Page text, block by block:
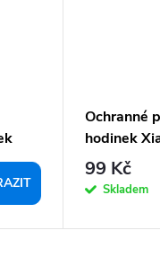
Ochranné
hodinek
99 Kč
Skladem